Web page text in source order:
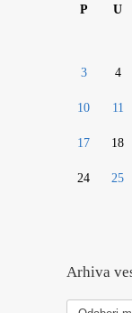
P U
3 4
10 11
17 18
24 25
Arhiva
Arhiva